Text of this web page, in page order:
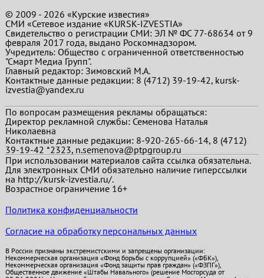
© 2009 - 2026 «Курские известия»
СМИ «Сетевое издание «KURSK-IZVESTIA»
Свидетельство о регистрации СМИ: ЭЛ № ФС 77-68634 от 9
февраля 2017 года, выдано Роскомнадзором.
Учредитель: Общество с ограниченной ответственностью
"Смарт Медиа Групп".
Главный редактор:Зимовский М.А.
Контактные данные редакции: 8 (4712) 39-19-42, kursk-
izvestia@yandex.ru
По вопросам размещения рекламы обращаться:
Директор рекламной службы: Семенова Наталья
Николаевна
Контактные данные редакции: 8-920-265-66-14, 8 (4712)
39-19-42 *2323, n.semenova@ptpgroup.ru
При использовании материалов сайта ссылка обязательна.
Для электронных СМИ обязательно наличие гиперссылки
на http://kursk-izvestia.ru/.
Возрастное ограничение 16+
Политика конфиденциальности
Согласие на обработку персональных данных
В России признаны экстремистскими и запрещены организации:
Некоммерческая организация «Фонд борьбы с коррупцией» («ФБК»),
Некоммерческая организация «Фонд защиты прав граждан» («ФЗПГ»),
Общественное движение «Штабы Навального» (решение Мосгорсуда от